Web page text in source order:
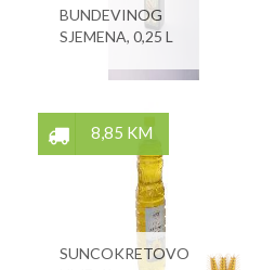
BUNDEVINOG
SJEMENA, 0,25 L
8,85 KM
SUNCOKRETOVO